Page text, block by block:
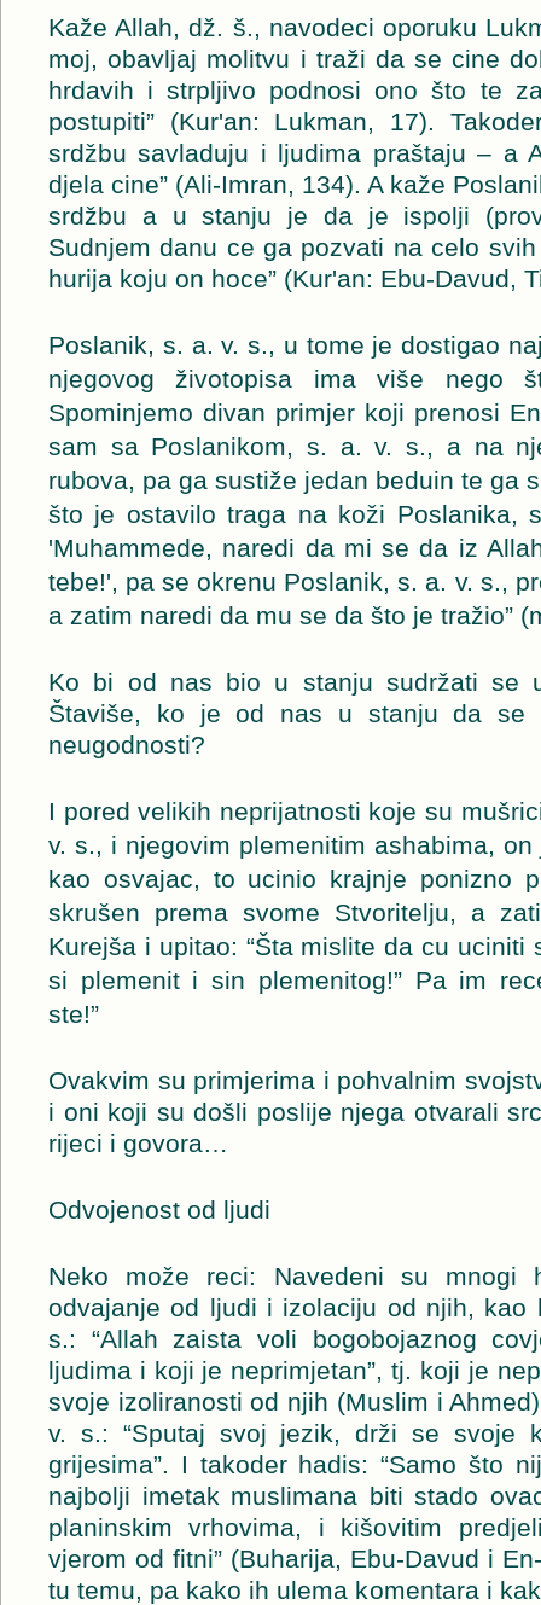
Kaže Allah, dž. š., navodeci oporuku
moj, obavljaj molitvu i traži da se cine
hrdavih i strpljivo podnosi ono što te
postupiti” (Kur'an: Lukman, 17).
srdžbu savladuju i ljudima praštaju – a
djela cine” (Ali-Imran, 134). A kaže
srdžbu a u stanju je da je ispolji
Sudnjem danu ce ga pozvati na celo
hurija koju on hoce” (Kur'an: Ebu-Davud,
Poslanik, s. a. v. s., u tome je dostigao
njegovog životopisa ima više nego
Spominjemo divan primjer koji prenosi
sam sa Poslanikom, s. a. v. s., a na
rubova, pa ga sustiže jedan beduin te ga
što je ostavilo traga na koži Poslanika,
'Muhammede, naredi da mi se da iz
tebe!', pa se okrenu Poslanik, s. a. v. s.,
a zatim naredi da mu se da što je tražio”
Ko bi od nas bio u stanju sudržati se
Štaviše, ko je od nas u stanju da se
neugodnosti?
I pored velikih neprijatnosti koje su
v. s., i njegovim plemenitim ashabima,
kao osvajac, to ucinio krajnje ponizno
skrušen prema svome Stvoritelju, a
Kurejša i upitao: “Šta mislite da cu uciniti
si plemenit i sin plemenitog!” Pa im
ste!”
Ovakvim su primjerima i pohvalnim
i oni koji su došli poslije njega otvarali
rijeci i govora…
Odvojenost od ljudi
Neko može reci: Navedeni su mnogi
odvajanje od ljudi i izolaciju od njih, kao
s.: “Allah zaista voli bogobojaznog
ljudima i koji je neprimjetan”, tj. koji je
svoje izoliranosti od njih (Muslim i
v. s.: “Sputaj svoj jezik, drži se svoje
grijesima”. I takoder hadis: “Samo što
najbolji imetak muslimana biti stado
planinskim vrhovima, i kišovitim
vjerom od fitni” (Buharija, Ebu-Davud i
tu temu, pa kako ih ulema komentara i